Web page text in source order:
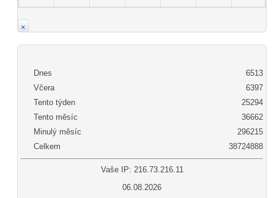
×
Dnes
Včera
Tento týden
Tento měsíc
Minulý měsíc
Celkem
6513
6397
25294
36662
296215
38724888
Vaše IP: 216.73.216.11
06.08.2026